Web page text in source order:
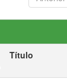
Título